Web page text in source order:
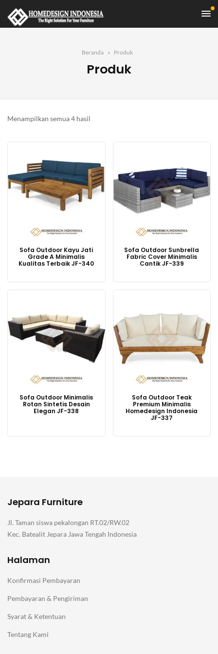
Beranda Produk
Produk
Menampilkan semua 4 hasil
yang
Sofa Outdoor Kayu Jati
Grade A Minimalis
Kualitas Terbaik JF-340
Sofa Outdoor Sunbrella
Fabric Cover Minimalis
Cantik JF-339
Sofa Outdoor Minimalis
Rotan Sintetis Desain
Elegan JF-338
Sofa Outdoor Teak
Premium Minimalis
Homedesign Indonesia
JF-337
Jepara Furniture
Jl. Taman siswa pekalongan RT.02/RW.02
Kec. Batealit Jepara Jawa Tengah Indonesia
Halaman
Konfirmasi Pembayaran
Pembayaran & Pengiriman
Syarat & Ketentuan
Tentang Kami